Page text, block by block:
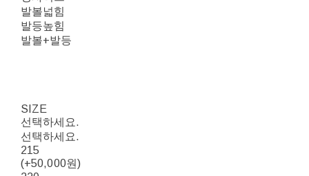
발볼넓힘
발등높힘
발볼+발등
SIZE
선택하세요.
선택하세요.
215
(+50,000원)